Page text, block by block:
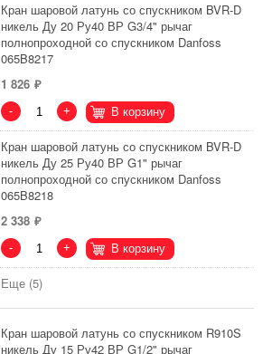
Кран шаровой латунь со спускником BVR-D
никель Ду 20 Ру40 ВР G3/4" рычаг
полнопроходной со спускником Danfoss
065B8217
1 826
- + В корзину
Кран шаровой латунь со спускником BVR-D
никель Ду 25 Ру40 ВР G1" рычаг
полнопроходной со спускником Danfoss
065B8218
2 338
- + В корзину
Еще (5)
Кран шаровой латунь со спускником R910S
никель Ду 15 Ру42 ВР G1/2" рычаг